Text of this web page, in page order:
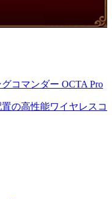
コマンダー OCTA Pro
の高性能ワイヤレスコ